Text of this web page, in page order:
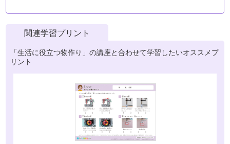
関連学習プリント
「生活に役立つ物作り」の講座と合わせて学習したいオススメプ
リント